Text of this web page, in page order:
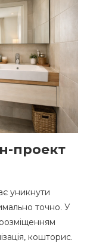
проект
уникнути
точно. У
кошторис.